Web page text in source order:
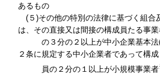
あるもの
( ５ )その他の特別の法律に基づく組合
は、その直接又は間接の構成員たる事
の３分の２以上が中小企業基本法
２条に規定する中小企業者であって構成
員の２分の１以上が小規模事業者